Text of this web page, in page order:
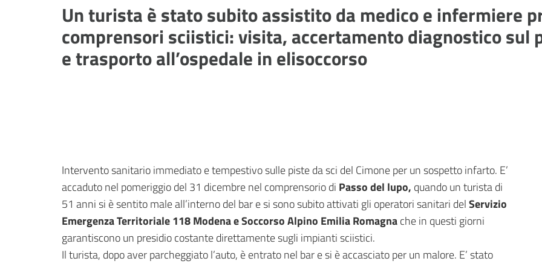
Un turista è stato subito assistito da medico e infermiere
comprensori sciistici: visita, accertamento diagnostico sul
e trasporto all’ospedale in elisoccorso
Intervento sanitario immediato e tempestivo sulle piste da sci del Cimone per un sospetto infarto. E’
accaduto nel pomeriggio del 31 dicembre nel comprensorio di Passo del lupo, quando un turista di
51 anni si è sentito male all’interno del bar e si sono subito attivati gli operatori sanitari delServizio
Emergenza Territoriale 118 Modena e Soccorso Alpino Emilia Romagnache in questi giorni
garantiscono un presidio costante direttamente sugli impianti sciistici.
Il turista, dopo aver parcheggiato l’auto, è entrato nel bar e si è accasciato per un malore. E’ stato